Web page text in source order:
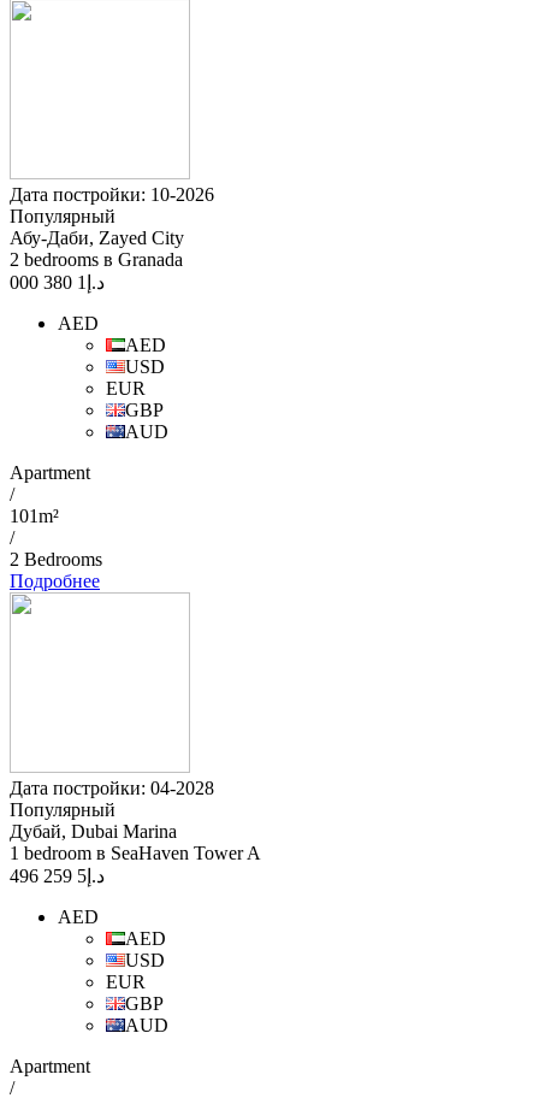
Дата постройки: 10-2026
Популярный
Абу-Даби, Zayed City
2 bedrooms в Granada
د.إ 1 380 000
AED
AED
USD
EUR
GBP
AUD
Apartment
/
101m²
/
2 Bedrooms
Подробнее
Дата постройки: 04-2028
Популярный
Дубай, Dubai Marina
1 bedroom в SeaHaven Tower A
د.إ 5 259 496
AED
AED
USD
EUR
GBP
AUD
Apartment
/